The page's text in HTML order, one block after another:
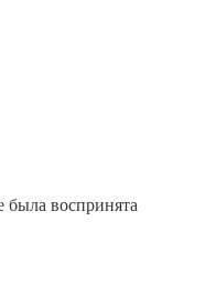
была воспринята